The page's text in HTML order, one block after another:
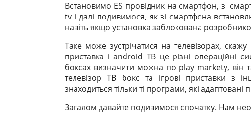
k
i
Встановимо ES провідник на смартфон, зі
tv і далі подивимося, як зі смартфона
навіть якщо установка заблокована
Таке може зустрічатися на телевізорах,
приставка і android ТВ це різні операційні
боксах визначити можна по play marketу, він
телевізор ТВ бокс та ігрові приставки з
знаходиться тільки ті програми, які адаптовані
Загалом давайте подивимося спочатку. Нам